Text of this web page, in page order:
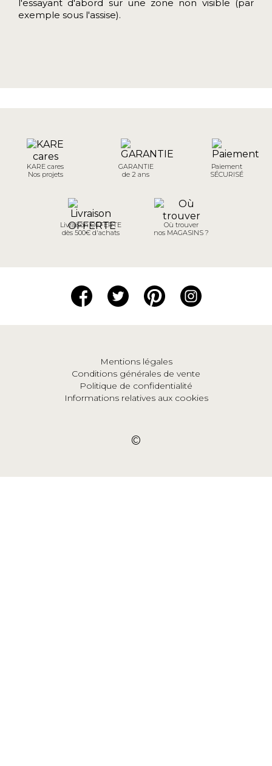
l'essayant d'abord sur une zone non visible (par
exemple sous l'assise).
KARE cares
Nos projets
GARANTIE
de 2 ans
Paiement
SÉCURISÉ
Livraison OFFERTE
dès 500€ d'achats
Où trouver
nos MAGASINS ?
Mentions légales
Conditions générales de vente
Politique de confidentialité
Informations relatives aux cookies
©